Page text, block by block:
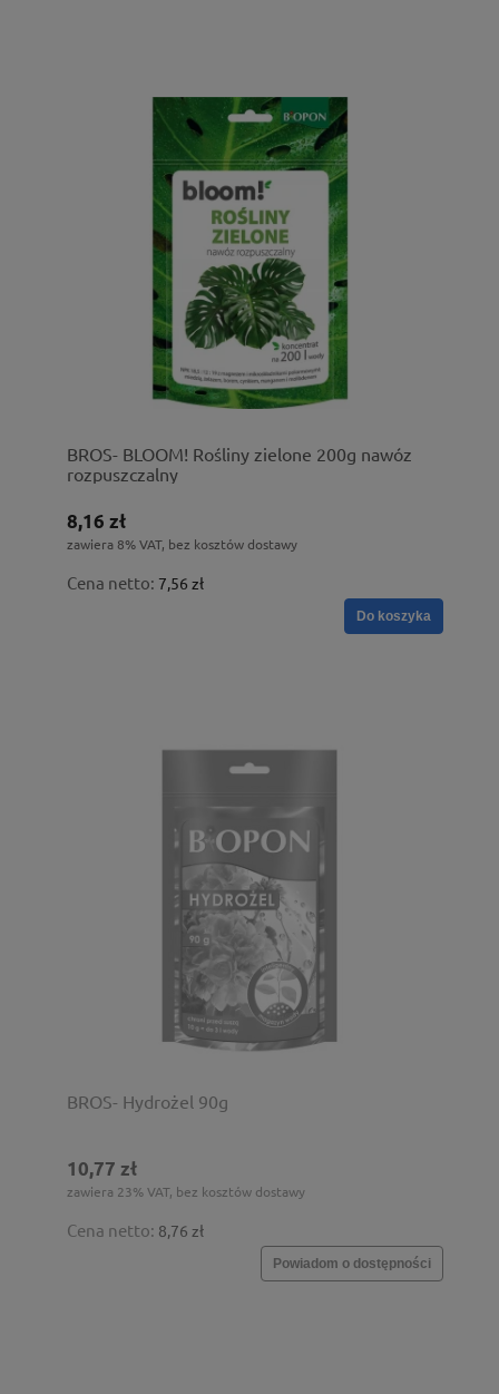
BROS- BLOOM! Rośliny zielone 200g nawóz
rozpuszczalny
8,16 zł
zawiera 8% VAT, bez kosztów dostawy
Cena netto: 7,56 zł
Do koszyka
BROS- Hydrożel 90g
10,77 zł
zawiera 23% VAT, bez kosztów dostawy
Cena netto: 8,76 zł
Powiadom o dostępności